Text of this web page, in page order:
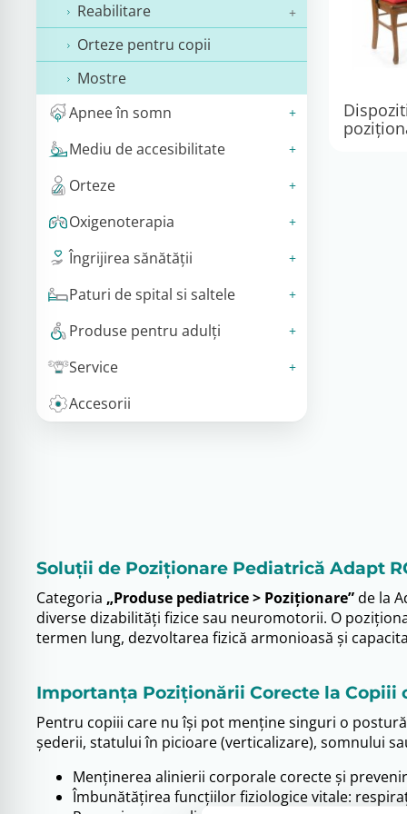
Reabilitare
Orteze pentru copii
Mostre
Apnee în somn
Mediu de accesibilitate
Orteze
Oxigenoterapia
Îngrijirea sănătății
Paturi de spital si saltele
Produse pentru adulţi
Service
Accesorii
Soluții de Poziționare Pediatrică Adapt
Categoria „Produse pediatrice > Poziționare”de la
diverse dizabilități fizice sau neuromotorii. O
termen lung, dezvoltarea fizică armonioasă și
Importanța Poziționării Corecte la Copiii
Pentru copiii care nu își pot menține singuri o
șederii, statului în picioare (verticalizare), somnului
Menținerea alinierii corporale corecte și
Îmbunătățirea funcțiilor fiziologice vitale: